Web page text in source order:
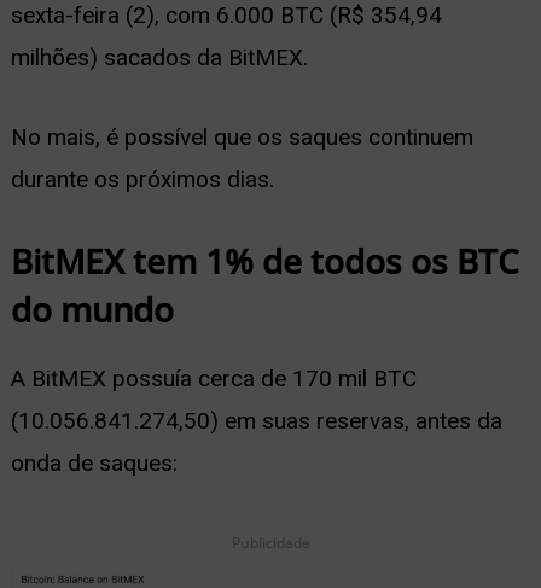
sexta-feira (2), com 6.000 BTC (R$ 354,94
milhões) sacados da BitMEX.
No mais, é possível que os saques continuem
durante os próximos dias.
BitMEX tem 1% de todos os BTC
do mundo
A BitMEX possuía cerca de 170 mil BTC
(10.056.841.274,50) em suas reservas, antes da
onda de saques:
Publicidade